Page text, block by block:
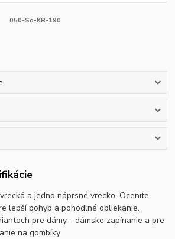
050-So-KR-190
a jedno náprsné vrecko. Oceníte
lepší pohyb a pohodlné obliekanie.
pre dámy - dámske zapínanie a pre
na gombíky.